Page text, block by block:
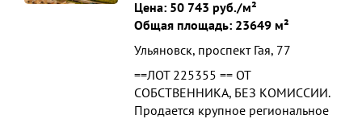
Цена: 50 743 руб./м²
Общая площадь: 23649 м²
Ульяновск, проспект Гая, 77
==ЛОТ 225355 == ОТ
СОБСТВЕННИКА, БЕЗ КОМИССИИ.
Продается крупное региональное